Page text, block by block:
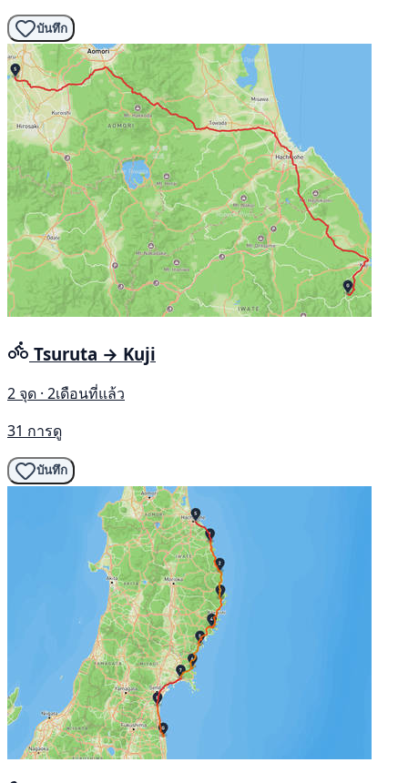
บันทึก
Tsuruta → Kuji
2 จุด · 2เดือนที่แล้ว
31 การดู
บันทึก